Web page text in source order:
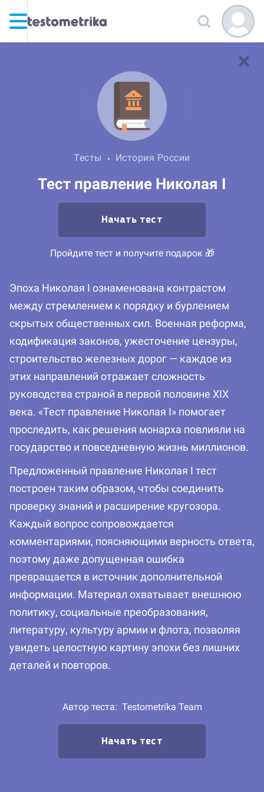
Тесты История России
Тест правление Николая I
Начать тест
Пройдите тест и получите подарок 🎁
Эпоха Николая I ознаменована контрастом
между стремлением к порядку и бурлением
скрытых общественных сил. Военная реформа,
кодификация законов, ужесточение цензуры,
строительство железных дорог — каждое из
этих направлений отражает сложность
руководства страной в первой половине XIX
века. «Тест правление Николая I» помогает
проследить, как решения монарха повлияли на
государство и повседневную жизнь миллионов.
Предложенный правление Николая I тест
построен таким образом, чтобы соединить
проверку знаний и расширение кругозора.
Каждый вопрос сопровождается
комментариями, поясняющими верность ответа,
поэтому даже допущенная ошибка
превращается в источник дополнительной
информации. Материал охватывает внешнюю
политику, социальные преобразования,
литературу, культуру армии и флота, позволяя
увидеть целостную картину эпохи без лишних
деталей и повторов.
Автор теста: Testometrika Team
Начать тест